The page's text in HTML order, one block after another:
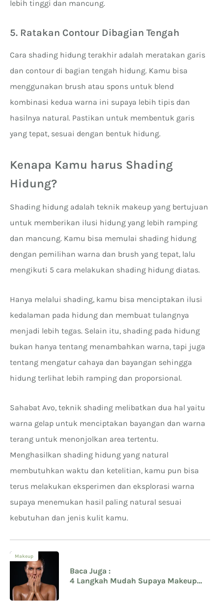
lebih tinggi dan mancung.
5. Ratakan Contour Dibagian Tengah
Cara shading hidung terakhir adalah meratakan garis
dan contour di bagian tengah hidung. Kamu bisa
menggunakan brush atau spons untuk blend
kombinasi kedua warna ini supaya lebih tipis dan
hasilnya natural. Pastikan untuk membentuk garis
yang tepat, sesuai dengan bentuk hidung.
Kenapa Kamu harus Shading
Hidung?
Shading hidung adalah teknik makeup yang bertujuan
untuk memberikan ilusi hidung yang lebih ramping
dan mancung. Kamu bisa memulai shading hidung
dengan pemilihan warna dan brush yang tepat, lalu
mengikuti 5 cara melakukan shading hidung diatas.
Hanya melalui shading, kamu bisa menciptakan ilusi
kedalaman pada hidung dan membuat tulangnya
menjadi lebih tegas. Selain itu, shading pada hidung
bukan hanya tentang menambahkan warna, tapi juga
tentang mengatur cahaya dan bayangan sehingga
hidung terlihat lebih ramping dan proporsional.
Sahabat Avo, teknik shading melibatkan dua hal yaitu
warna gelap untuk menciptakan bayangan dan warna
terang untuk menonjolkan area tertentu.
Menghasilkan shading hidung yang natural
membutuhkan waktu dan ketelitian, kamu pun bisa
terus melakukan eksperimen dan eksplorasi warna
supaya menemukan hasil paling natural sesuai
kebutuhan dan jenis kulit kamu.
Makeup
Baca Juga :
4 Langkah Mudah Supaya Makeup